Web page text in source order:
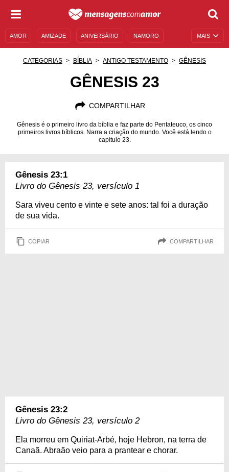
MAIS
AMOR AMIZADE ANIVERSÁRIO NAMORO
AUTOAJUDA
CATEGORIAS BÍBLIA ANTIGO TESTAMENTO GÊNESIS
GÊNESIS 23
COMPARTILHAR
Gênesis é o primeiro livro da bíblia e faz parte do Pentateuco, os cinco
primeiros livros bíblicos. Narra a criação do mundo. Você está lendo o
capítulo 23.
Gênesis 23:1
Livro do Gênesis 23, versículo 1
Sara viveu cento e vinte e sete anos: tal foi a duração
de sua vida.
COPIAR COMPARTILHAR
Gênesis 23:2
Livro do Gênesis 23, versículo 2
Ela morreu em Quiriat-Arbé, hoje Hebron, na terra de
Canaã. Abraão veio para a prantear e chorar.